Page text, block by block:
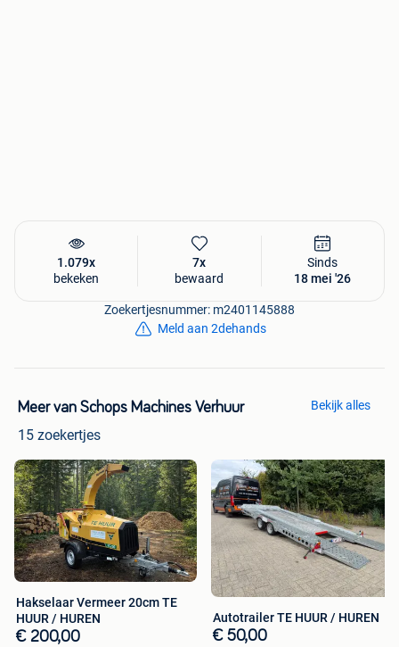
1.079x
bekeken
7x
bewaard
Sinds
18 mei '26
Zoekertjesnummer: m2401145888
Meld aan 2dehands
Meer van Schops Machines Verhuur
15 zoekertjes
Bekijk alles
Hakselaar Vermeer 20cm TE
HUUR / HUREN
€ 200,00
Autotrailer TE HUUR / HUREN
€ 50,00